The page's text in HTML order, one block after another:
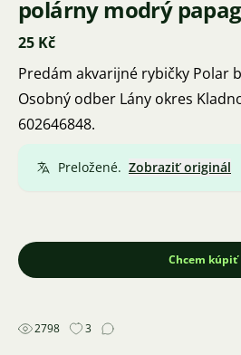
polárny modrý
25 Kč
Predám akvarijné rybičky Polar
Osobný odber Lány okres
602646848.
Preložené. Zobraziť originál
Chcem kúpiť
2798 3